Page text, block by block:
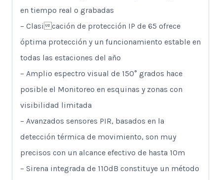
en tiempo real o grabadas
– Clasicación de protección IP de 65 ofrece
óptima protección y un funcionamiento estable en
todas las estaciones del año
– Amplio espectro visual de 150° grados hace
posible el Monitoreo en esquinas y zonas con
visibilidad limitada
– Avanzados sensores PIR, basados en la
detección térmica de movimiento, son muy
precisos con un alcance efectivo de hasta 10m
– Sirena integrada de 110dB constituye un método